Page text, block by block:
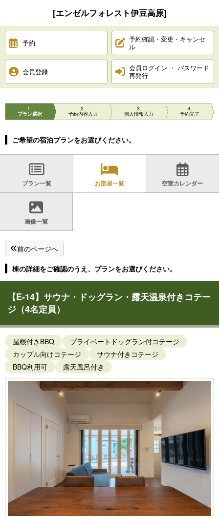
[エンゼルフォレスト伊豆高原]
予約
予約確認・変更・キャンセ
ル
会員登録
会員ログイン ・ パスワード
再発行
1
プラン選択
2
予約内容入力
3
個人情報入力
4
予約完了
ご希望の宿泊プランをお選びください。
プラン一覧 お部屋一覧 空室カレンダー
画像一覧
前のページへ
棟の詳細をご確認のうえ、プランをお選びください。
【E-14】サウナ・ドッグラン・露天温泉付きコテー
ジ（4名定員）
屋根付きBBQ
プライベートドッグラン付コテージ
カップル向けコテージ
サウナ付きコテージ
BBQ利用可
露天風呂付き